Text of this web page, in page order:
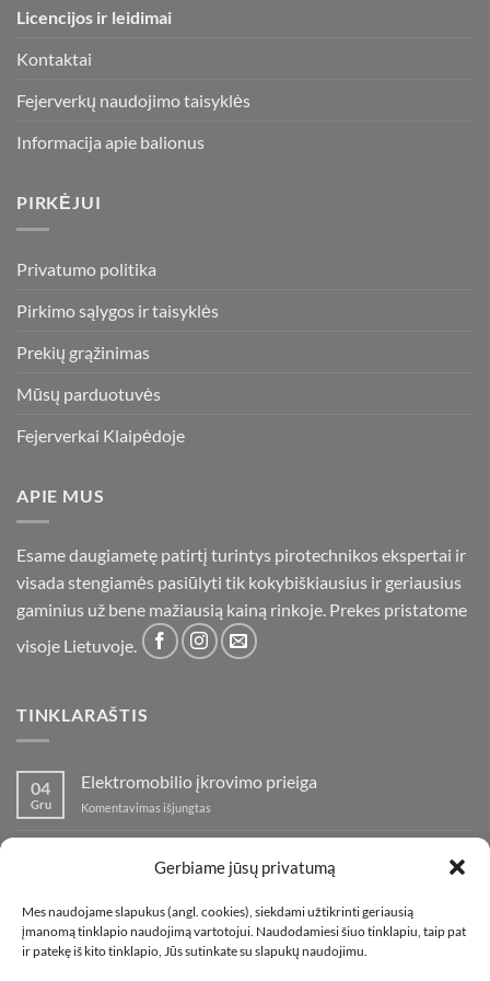
Gerbiame jūsų privatumą
Mes naudojame slapukus (angl. cookies), siekdami užtikrinti geriausią
įmanomą tinklapio naudojimą vartotojui. Naudodamiesi šiuo tinklapiu, taip pat
ir patekę iš kito tinklapio, Jūs sutinkate su slapukų naudojimu.
Licencijos ir leidimai
Kontaktai
Fejerverkų naudojimo taisyklės
Informacija apie balionus
PIRKĖJUI
Privatumo politika
Pirkimo sąlygos ir taisyklės
Prekių grąžinimas
Mūsų parduotuvės
Fejerverkai Klaipėdoje
APIE MUS
Esame daugiametę patirtį turintys pirotechnikos ekspertai ir
visada stengiamės pasiūlyti tik kokybiškiausius ir geriausius
gaminius už bene mažiausią kainą rinkoje. Prekes pristatome
visoje Lietuvoje.
TINKLARAŠTIS
04
Gru
Elektromobilio įkrovimo prieiga
Komentavimas išjungtas
prieiga
įraše
fejerverkų
parduotuvė
Klaipedoje!
01
Lap
Kaip fotografuoti fejerverkus
Komentavimas išjungtasįraše